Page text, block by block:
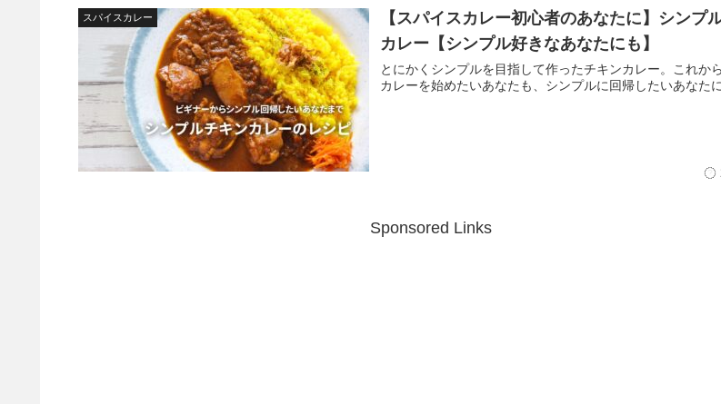
スパイスカレー
【スパイスカレー初心者のあなたに】シンプ
カレー【シンプル好きなあなたにも】
とにかくシンプルを目指して作ったチキンカレー。これか
カレーを始めたいあなたも、シンプルに回帰したいあなたに
Sponsored Links